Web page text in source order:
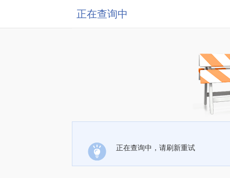
正在查询中
正在查询中，请刷新重试